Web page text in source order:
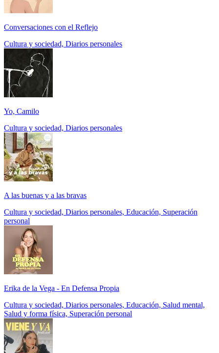
Conversaciones con el Reflejo
Cultura y sociedad, Diarios personales
Yo, Camilo
Cultura y sociedad, Diarios personales
A las buenas y a las bravas
Cultura y sociedad, Diarios personales, Educación, Superación
personal
Erika de la Vega - En Defensa Propia
Cultura y sociedad, Diarios personales, Educación, Salud mental,
Salud y forma física, Superación personal